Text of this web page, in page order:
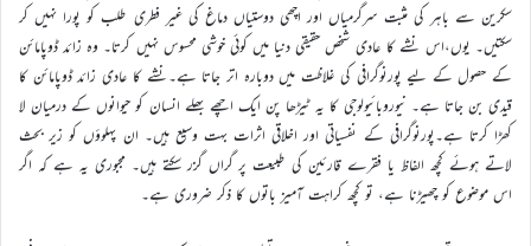
سکرین سے باہر کی مثبت سرگرمیاں اور اچھی دوستیاں دماغ کی غیر فطری طلب کو پورا نہیں کر
سکتیں۔ یوں،اس نشے کا عادی شخص حقیقی دنیا میں کوئی خوشی محسوس نہیں کرتا۔ وہ زائد ڈوپامائن
کے حصول کے لیے پورنوگرافی کی غلاظت میں دوبارہ اتر جاتا ہے۔نشے کا عادی زائد ڈوپامائن کا
قیدی بن جاتا ہے۔ نیوروبائیولوجی کا یہ ٹیڑھا پن ایک اچھے بھلے انسان کو حیوانوں کے درمیان لا
کھڑا کرتا ہے۔پورنوگرافی کے نفسیاتی اور اخلاقی اثرات بہت وسیع ہیں۔ ان پہلوؤں کو زیر بحث
لاتے ہوئے کچھ الفاظ یا فقرے قارئین کی طبیعت پر گراں گزر سکتے ہیں۔ مجبوری یہ ہے کہ اگر
اس موضوع کو چھیڑنا ہے، تو کچھ کراہت آمیز باتوں کا ذکر ضروری ہے۔